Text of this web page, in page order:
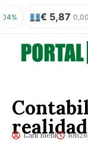
€ 5,87 0,00% £
Lani Biehl 10h26